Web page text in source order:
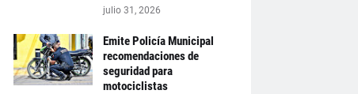
julio 31, 2026
Emite Policía Municipal
recomendaciones de
seguridad para
motociclistas